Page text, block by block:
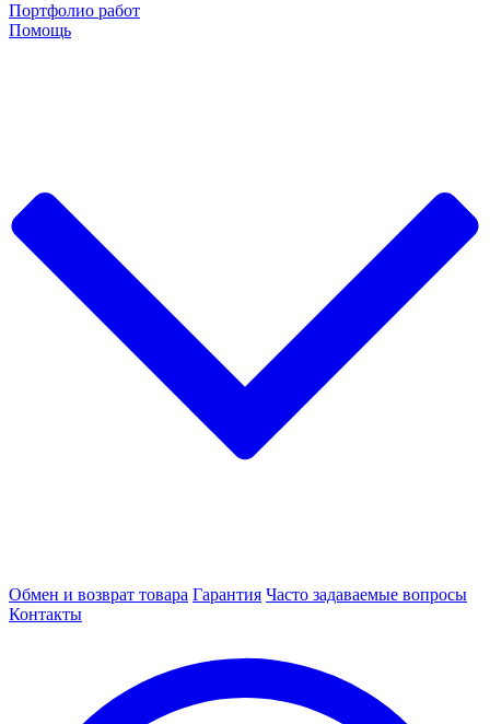
Портфолио работ
Помощь
Обмен и возврат товара Гарантия Часто задаваемые вопросы
Контакты